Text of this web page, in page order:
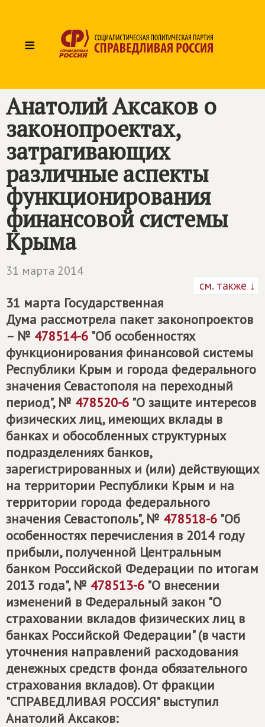
≡
Анатолий Аксаков о
законопроектах,
затрагивающих
различные аспекты
функционирования
финансовой системы
Крыма
31 марта 2014
см. также ↓
31 марта Государственная
Дума рассмотрела пакет законопроектов
– № 478514-6 "Об особенностях
функционирования финансовой системы
Республики Крым и города федерального
значения Севастополя на переходный
период", № 478520-6 "О защите интересов
физических лиц, имеющих вклады в
банках и обособленных структурных
подразделениях банков,
зарегистрированных и (или) действующих
на территории Республики Крым и на
территории города федерального
значения Севастополь", № 478518-6 "Об
особенностях перечисления в 2014 году
прибыли, полученной Центральным
банком Российской Федерации по итогам
2013 года", № 478513-6 "О внесении
изменений в Федеральный закон "О
страховании вкладов физических лиц в
банках Российской Федерации" (в части
уточнения направлений расходования
денежных средств фонда обязательного
страхования вкладов). От фракции
"СПРАВЕДЛИВАЯ РОССИЯ" выступил
Анатолий Аксаков: